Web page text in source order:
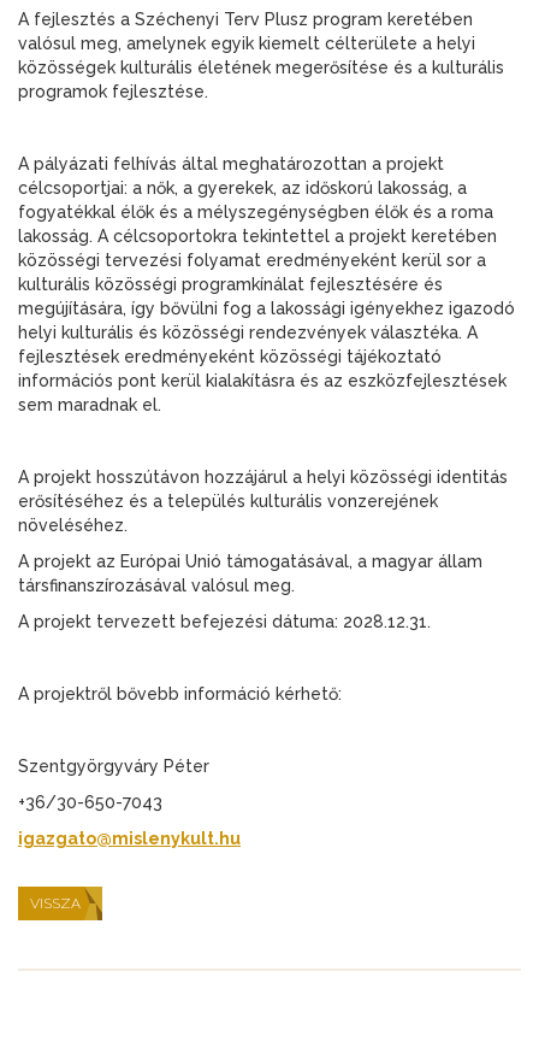
A fejlesztés a Széchenyi Terv Plusz program keretében
valósul meg, amelynek egyik kiemelt célterülete a helyi
közösségek kulturális életének megerősítése és a kulturális
programok fejlesztése.
A pályázati felhívás által meghatározottan a projekt
célcsoportjai: a nők, a gyerekek, az időskorú lakosság, a
fogyatékkal élők és a mélyszegénységben élők és a roma
lakosság. A célcsoportokra tekintettel a projekt keretében
közösségi tervezési folyamat eredményeként kerül sor a
kulturális közösségi programkínálat fejlesztésére és
megújítására, így bővülni fog a lakossági igényekhez igazodó
helyi kulturális és közösségi rendezvények választéka. A
fejlesztések eredményeként közösségi tájékoztató
információs pont kerül kialakításra és az eszközfejlesztések
sem maradnak el.
A projekt hosszútávon hozzájárul a helyi közösségi identitás
erősítéséhez és a település kulturális vonzerejének
növeléséhez.
A projekt az Európai Unió támogatásával, a magyar állam
társfinanszírozásával valósul meg.
A projekt tervezett befejezési dátuma: 2028.12.31.
A projektről bővebb információ kérhető:
Szentgyörgyváry Péter
+36/30-650-7043
igazgato@mislenykult.hu
VISSZA